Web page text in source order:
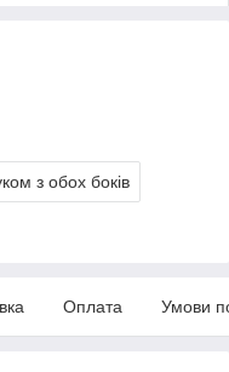
з обох боків
Оплата Умови